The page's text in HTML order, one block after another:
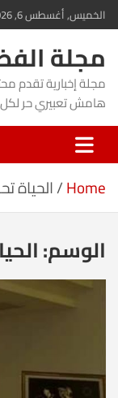
Skip
to
content
الخميس, أغسطس 6, 2026
مجلة
مجلة إخبارية تقدم
هامش تعبيري حر لكل
Home الحياة
الوسم: